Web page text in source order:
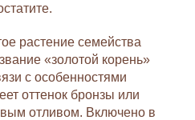
растение семейства
«золотой корень»
с особенностями
оттенок бронзы или
отливом. Включено в